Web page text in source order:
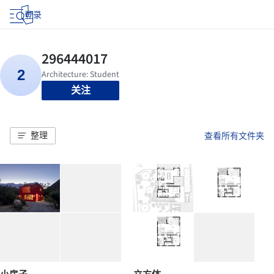
登录
关注
整理 查看所有文件夹